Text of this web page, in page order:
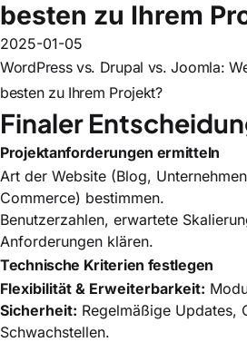
besten zu Ihrem
2025-01-05
WordPress vs. Drupal vs. Joomla:
besten zu Ihrem Projekt?
Finaler
Projektanforderungen ermitteln
Art der Website (Blog,
Commerce) bestimmen.
Benutzerzahlen, erwartete
Anforderungen klären.
Technische Kriterien festlegen
Flexibilität & Erweiterbarkeit:
Sicherheit: Regelmäßige Updates,
Schwachstellen.